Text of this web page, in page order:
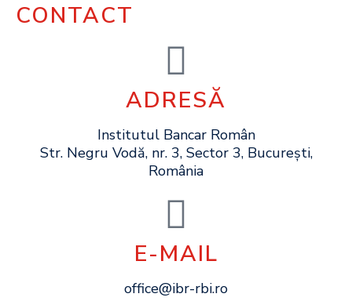
CONTACT
ADRESĂ
Institutul Bancar Român
Str. Negru Vodă, nr. 3, Sector 3, București,
România
E-MAIL
office@ibr-rbi.ro